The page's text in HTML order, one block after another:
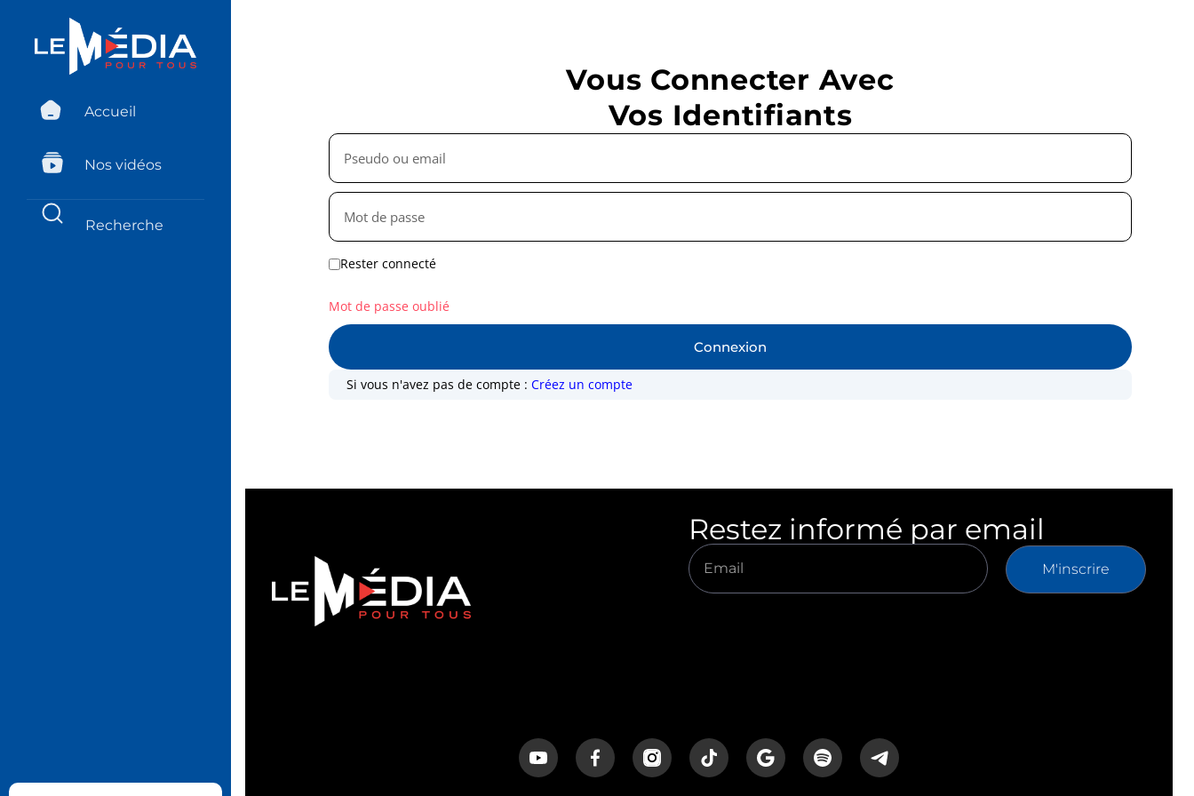
Accueil
Nos vidéos
Vous Connecter Avec
Vos Identifiants
Rester connecté
Connexion
Mot de passe oublié
Si vous n'avez pas de compte :Créez un compte
Restez informé par email
M'inscrire